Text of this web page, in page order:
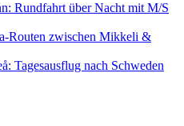
Rundfahrt über Nacht mit M/S
Routen zwischen Mikkeli &
Tagesausflug nach Schweden